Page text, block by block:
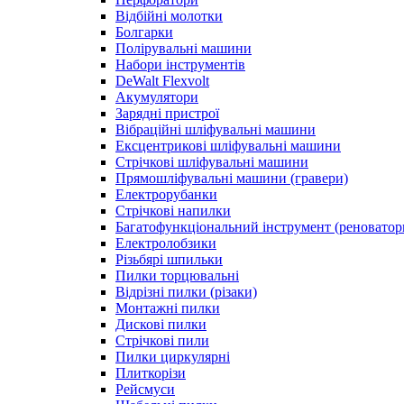
Відбійні молотки
Болгарки
Полірувальні машини
Набори інструментів
DeWalt Flexvolt
Акумулятори
Зарядні пристрої
Вібраційні шліфувальні машини
Ексцентрикові шліфувальні машини
Стрічкові шліфувальні машини
Прямошліфувальні машини (гравери)
Електрорубанки
Стрічкові напилки
Багатофункціональний інструмент
Електролобзики
Різьбярі шпильки
Пилки торцювальні
Відрізні пилки (різаки)
Монтажні пилки
Дискові пилки
Стрічкові пили
Пилки циркулярні
Плиткорізи
Рейсмуси